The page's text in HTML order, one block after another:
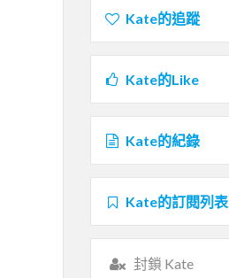
Kate的追蹤
Kate的Like
Kate的紀錄
Kate的訂閱列表
封鎖 Kate